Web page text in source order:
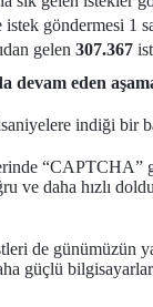
istek göndermesi 1
gelen 307.367
devam eden
indiği bir
“CAPTCHA”
ve daha hızlı
de
güçlü